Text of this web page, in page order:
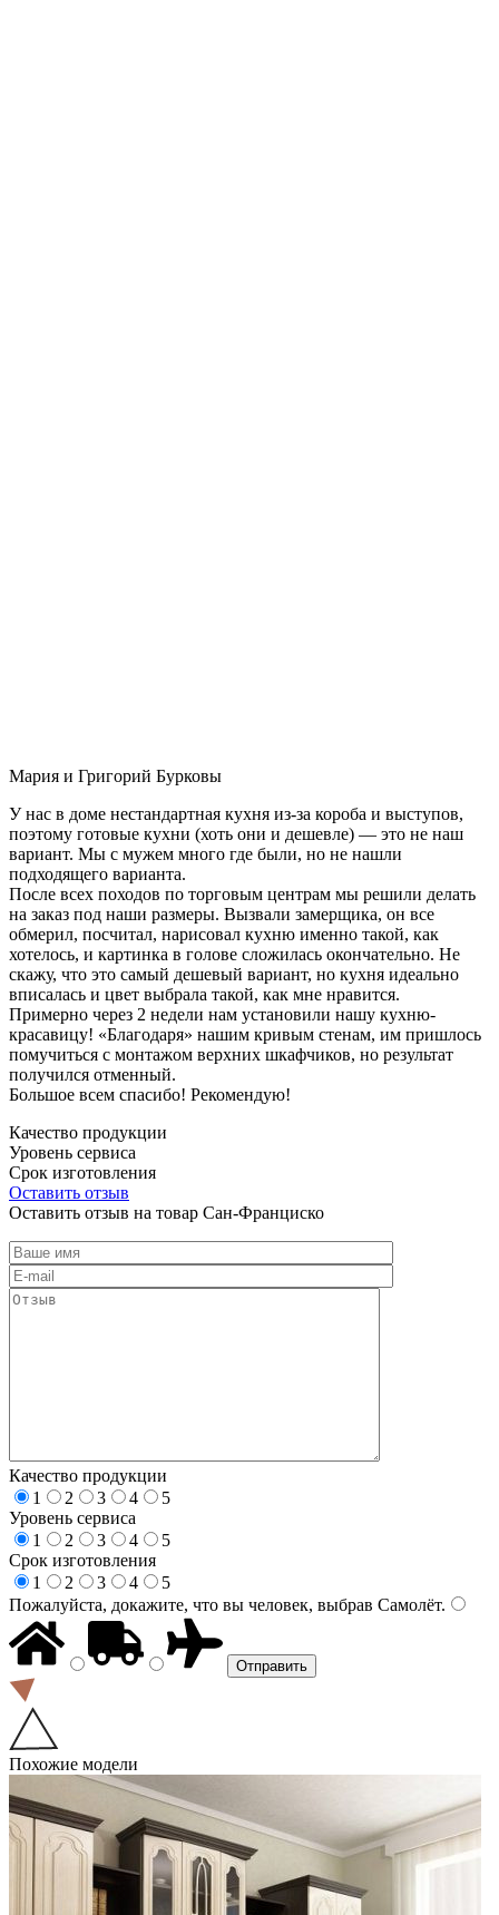
Мария и Григорий Бурковы
У нас в доме нестандартная кухня из-за короба и выступов,
поэтому готовые кухни (хоть они и дешевле) — это не наш
вариант. Мы с мужем много где были, но не нашли
подходящего варианта.
После всех походов по торговым центрам мы решили делать
на заказ под наши размеры. Вызвали замерщика, он все
обмерил, посчитал, нарисовал кухню именно такой, как
хотелось, и картинка в голове сложилась окончательно. Не
скажу, что это самый дешевый вариант, но кухня идеально
вписалась и цвет выбрала такой, как мне нравится.
Примерно через 2 недели нам установили нашу кухню-
красавицу! «Благодаря» нашим кривым стенам, им пришлось
помучиться с монтажом верхних шкафчиков, но результат
получился отменный.
Большое всем спасибо! Рекомендую!
Качество продукции
Уровень сервиса
Срок изготовления
Оставить отзыв
Оставить отзыв на товар Сан-Франциско
Качество продукции
1
2 3 4
5
Уровень сервиса
1
2 3 4
5
Срок изготовления
1
2 3 4
5
Пожалуйста, докажите, что вы человек, выбрав Самолёт.
Похожие модели